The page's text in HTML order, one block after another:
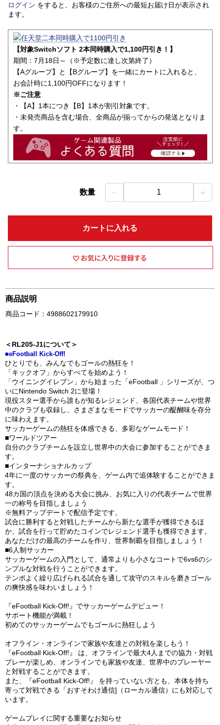
ログイン をすると、お客様のご住所への最短お届け日が表示され
ます。
【対象Switchソフト 2本同時購入で1,100円引き！】
期間：7月18日～（※予定数に達し次第終了）
【Aグループ】と【Bグループ】を一緒にカートに入れると、
お会計時に1,100円OFFになります！
※ご注意
・【A】1本につき【B】1本が割引対象です。
・未発売商品を含む場合、全商品が揃ってからの発送となりま
す。
数量 － 1 ＋
カートに入れる
商品説明
商品コード：4988602179910
＜RL205-J1について＞
■eFootball Kick-Off!
ひとりでも、みんなでもゴールの熱狂を！
「キックオフ」からすべてを始めよう！
「ウイニングイレブン」から始まった「eFootball 」シリーズが、つ
いにNintendo Switch 2に登場！
現役スター選手から誰もが知るレジェンド、各国代表チームや世界
中のクラブも収録し、さまざまなモードでサッカーの醍醐味を存分
に味わえます。
サッカーゲームの熱狂を体感できる、多彩なゲームモード！
■ワールドツアー
自分のクラブチームを設立し世界中の大会に参加することができま
す。
■インターナショナルカップ
4年に一度のサッカーの祭典を、ゲーム内で追体験することができま
す。
48カ国の頂点を決める大会に挑み、お気に入りの代表チームで世界
一の称号を目指しましょう
※無料アップデートで配信予定です。
試合に勝利すると対戦したチームから新たな選手が獲得できるほ
か、試合を行って貯めたコインでレジェンド選手も獲得できます。
あなただけの最高のチームを作り、世界制覇を目指しましょう！
■6人制サッカー
サッカーゲームの入門として、通常よりも小さなコートで6vs6のシ
ンプルな対戦を行うことができます。
テンポよく繰り広げられる試合を通して攻守のスキルを磨きゴール
の爽快感を味わいましょう！
『eFootball Kick-Off!』でサッカーゲームデビュー！
サポート機能が満載！
初めてのサッカーゲームでもゴールに熱狂しよう
オフライン・オンラインで家族や友達との対戦を楽しもう！
『eFootball Kick-Off!』 は、オフラインで最大4人までの協力・対戦
プレーが楽しめ、オンラインでも家族や友達、世界中のプレーヤー
と対戦することができます。
また、『eFootball Kick-Off!』 を持っていない方とも、本体を持ち
寄って対戦できる「おすそわけ通信]（ローカル通信）にも対応して
います。
ゲームプレイに関する重要なお知らせ